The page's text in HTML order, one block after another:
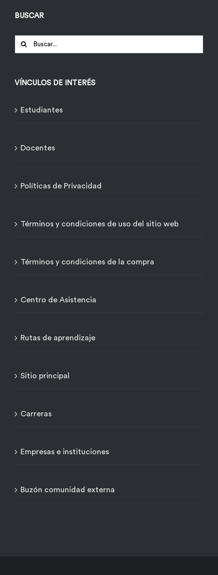
BUSCAR
Buscar:
VÍNCULOS DE INTERÉS
Estudiantes
Docentes
Políticas de Privacidad
Términos y condiciones de uso del sitio web
Términos y condiciones de la compra
Centro de Asistencia
Rutas de aprendizaje
Sitio principal
Carreras
Empresas e instituciones
Buzón comunidad externa